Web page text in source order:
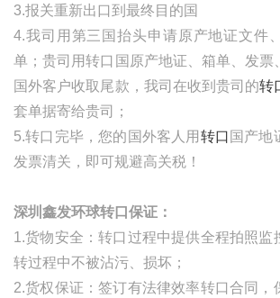
3.报关重新出口到最终目的国
4.我司用第三国抬头申请原产地证文件
单；贵司用转口国原产地证、箱单、发票
国外客户收取尾款，我司在收到贵司的转
套单据寄给贵司；
5.转口完毕，您的国外客人用 转口 国产地
发票清关，即可规避高关税！
深圳鑫发环球转口保证：
1.货物安全：转口过程中提供全程拍照监
转过程中不被沾污、损坏；
2.货权保证：签订有法律效率转口合同，